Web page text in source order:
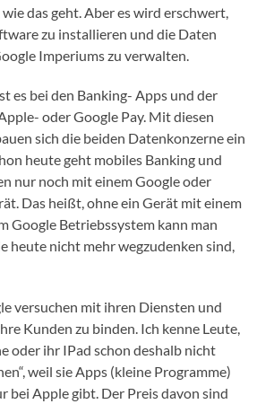
das geht. Aber es wird erschwert,
zu installieren und die Daten
Imperiums zu verwalten.
es bei den Banking- Apps und der
oder Google Pay. Mit diesen
sich die beiden Datenkonzerne ein
heute geht mobiles Banking und
nur noch mit einem Google oder
Das heißt, ohne ein Gerät mit einem
Google Betriebssystem kann man
heute nicht mehr wegzudenken sind,
versuchen mit ihren Diensten und
Kunden zu binden. Ich kenne Leute,
oder ihr IPad schon deshalb nicht
weil sie Apps (kleine Programme)
bei Apple gibt. Der Preis davon sind